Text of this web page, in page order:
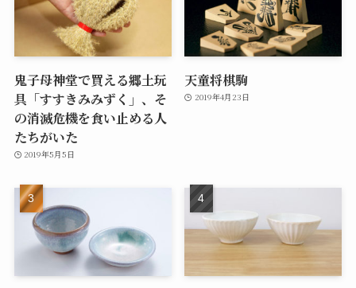
鬼子母神堂で買える郷土玩
具「すすきみみずく」、そ
の消滅危機を食い止める人
たちがいた
2019年5月5日
天童将棋駒
2019年4月23日